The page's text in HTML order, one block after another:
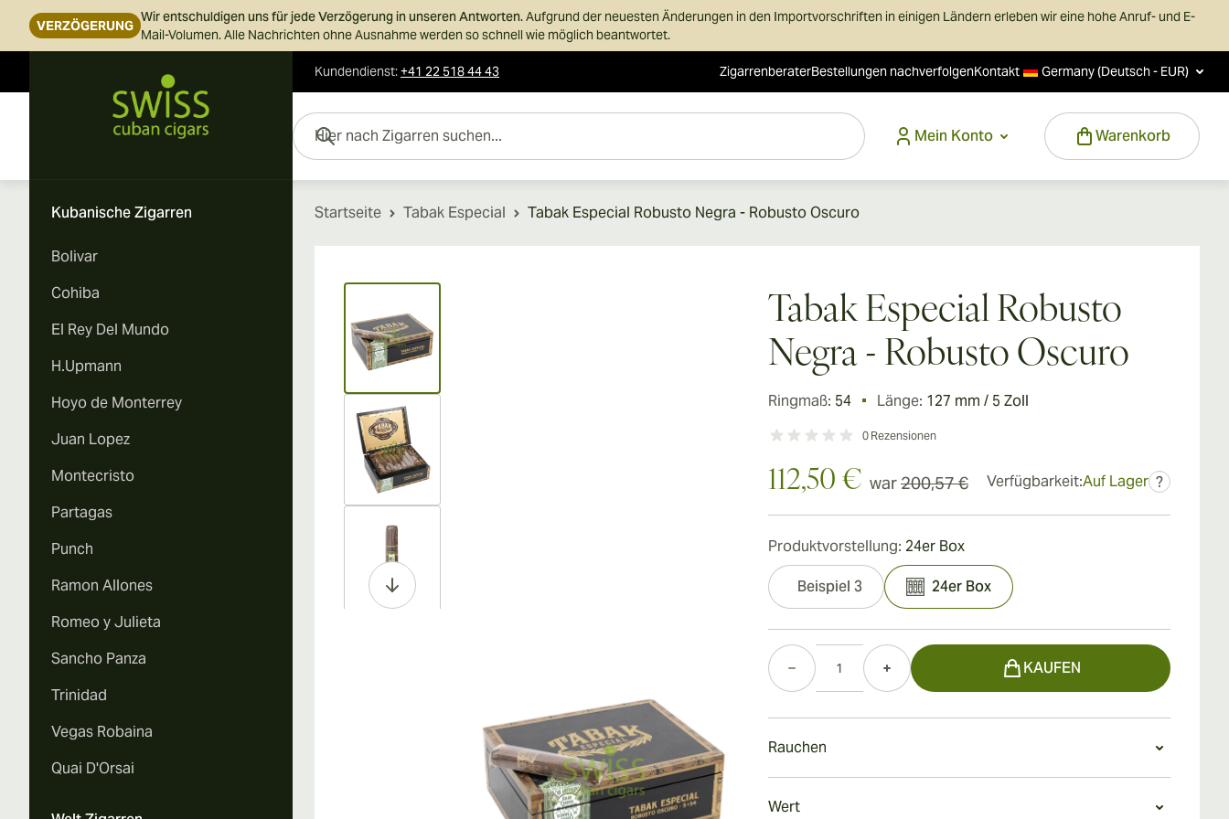
VERZÖGERUNG
Wir entschuldigen uns für jede Verzögerung in unseren Antworten.Aufgrund der neuesten Änderungen in den Importvorschriften in einigen Ländern erleben wir eine hohe Anruf- und E-
Mail-Volumen. Alle Nachrichten ohne Ausnahme werden so schnell wie möglich beantwortet.
Kundendienst:+41 22 518 44 43 ZigarrenberaterBestellungen nachverfolgenKontakt Germany (Deutsch - EUR)
Mein Konto
Warenkorb
Hier nach Zigarren suchen...
Kubanische Zigarren
Bolivar
Cohiba
El Rey Del Mundo
H.Upmann
Hoyo de Monterrey
Juan Lopez
Montecristo
Partagas
Punch
Ramon Allones
Romeo y Julieta
Sancho Panza
Trinidad
Vegas Robaina
Quai D'Orsai
Startseite Tabak Especial Tabak Especial Robusto Negra - Robusto Oscuro
View larger image
View larger image
View larger image
Tabak Especial Robusto
Negra - Robusto Oscuro
Ringmaß: 54 Länge: 127 mm / 5 Zoll
0 Rezensionen
112,50 € war200,57 € Verfügbarkeit:Auf Lager ?
Produktvorstellung: 24er Box
Beispiel 3 24er Box
Menge
KAUFEN
Rauchen
Wert